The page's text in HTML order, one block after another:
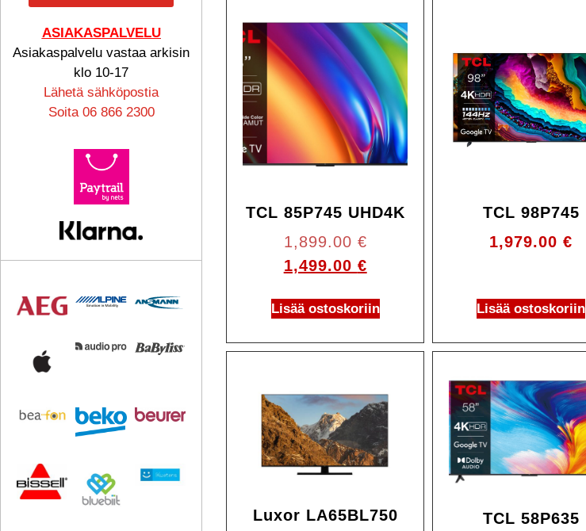
ASIAKASPALVELU
Asiakaspalvelu vastaa arkisin
klo 10-17
Lähetä sähköpostia
Soita 06 866 2300
TCL 85P745 UHD4K
1,899.00 €
1,499.00 €
Lisää ostoskoriin
TCL 98P745
1,979.00€
Lisää ostoskoriin
Luxor LA65BL750
TCL 58P635